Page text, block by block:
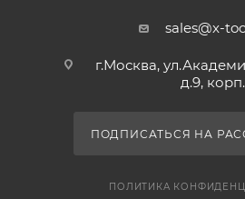
sales@x-
г.Москва,
д.9,
ПОДПИСАТЬСЯ НА
ПОЛИТИКА